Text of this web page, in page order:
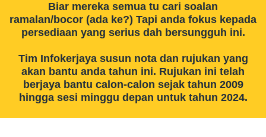
Biar mereka semua tu cari soalan
ramalan/bocor (ada ke?) Tapi anda fokus kepada
persediaan yang serius dah bersungguh ini.
Tim Infokerjaya susun nota dan rujukan yang
akan bantu anda tahun ini. Rujukan ini telah
berjaya bantu calon-calon sejak tahun 2009
hingga sesi minggu depan untuk tahun 2024.